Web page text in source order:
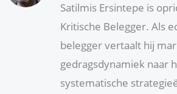
Satilmis Ersintepe is
Kritische Belegger. Als
belegger vertaalt hij
gedragsdynamiek naar
systematische